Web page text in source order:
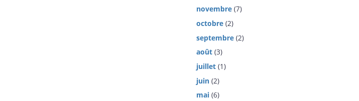
novembre (7)
octobre (2)
septembre (2)
août (3)
juillet (1)
juin (2)
mai (6)